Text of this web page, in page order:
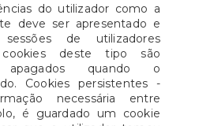
do utilizador como a
deve ser apresentado e
de utilizadores
cookies deste tipo são
apagados quando o
Cookies persistentes -
necessária entre
é guardado um cookie